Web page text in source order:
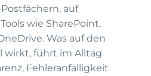
auf
wie SharePoint,
Was auf den
wirkt, führt im Alltag
Fehleranfälligkeit